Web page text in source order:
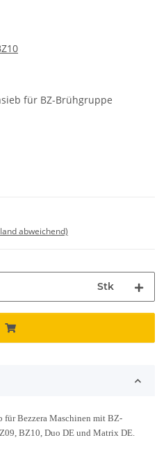
für BZ-Brühgruppe
abweichend)
Stk
für Bezzera Maschinen mit BZ-
BZ10, Duo DE und Matrix DE.